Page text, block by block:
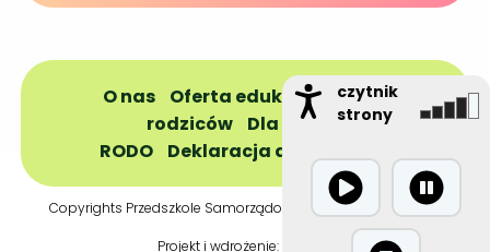
O nas Oferta edukacyjna Dla
rodziców
Dla dzieci
RODO
Deklaracja dostępności
Copyrights Przedszkole Samorządowe nr 1 © 2021 Dobczyce
Projekt i wdrożenie:
czytnik
strony